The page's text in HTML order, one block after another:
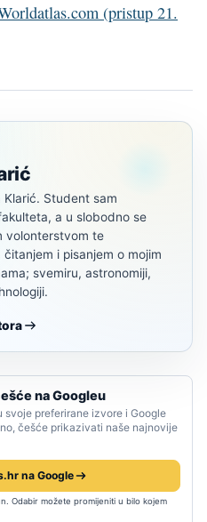
(pristup 21.
Klarić. Student sam
a u slobodno se
volonterstvom te
čitanjem i pisanjem o mojim
svemiru, astronomiji,
na Googleu
svoje preferirane izvore i Google
češće prikazivati naše najnovije
na Google
Odabir možete promijeniti u bilo kojem